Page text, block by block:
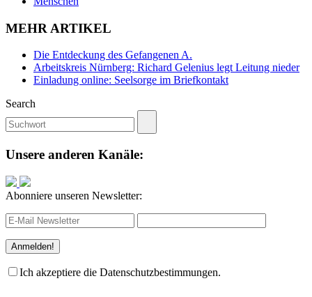
MEHR ARTIKEL
Die Entdeckung des Gefangenen A.
Arbeitskreis Nürnberg: Richard Gelenius legt Leitung nieder
Einladung online: Seelsorge im Briefkontakt
Search
Unsere anderen Kanäle:
Abonniere unseren Newsletter:
Ich akzeptiere die Datenschutzbestimmungen.